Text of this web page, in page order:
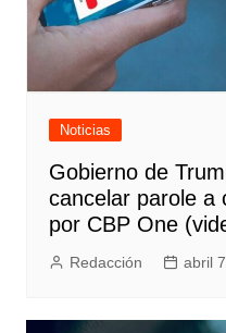
Noticias
Gobierno de
cancelar parole a
por CBP One
Redacción abril